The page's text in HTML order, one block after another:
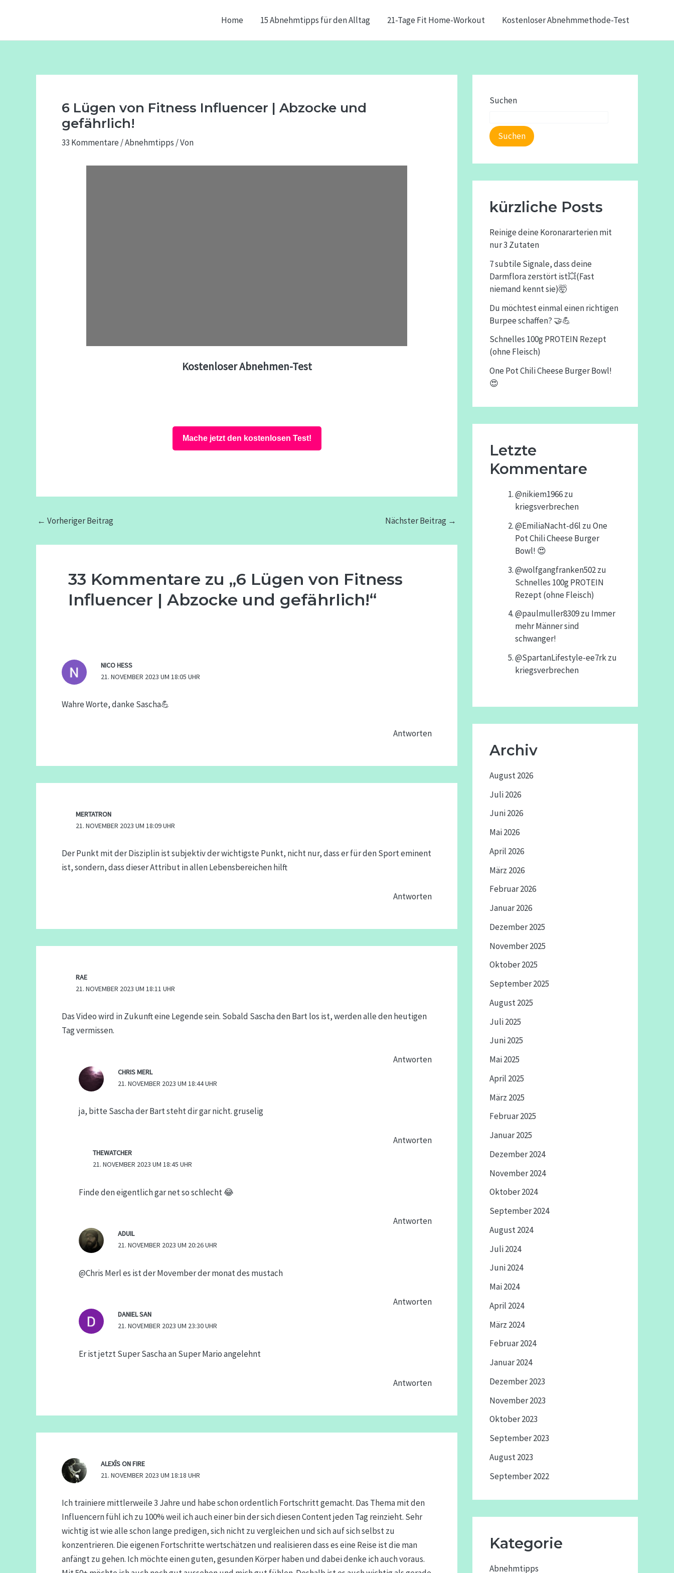
Home 15 Abnehmtipps für den Alltag 21-Tage Fit Home-Workout Kostenloser Abnehmmethode-Test
6 Lügen von Fitness Influencer | Abzocke und
gefährlich!
33 Kommentare /Abnehmtipps / Von
Kostenloser Abnehmen-Test
Mache jetzt den kostenlosen Test!
← Vorheriger Beitrag Nächster Beitrag →
33 Kommentare zu „6 Lügen von Fitness
Influencer | Abzocke und gefährlich!“
NICO HESS
21. NOVEMBER 2023 UM 18:05 UHR
Wahre Worte, danke Sascha💪
Antworten
MERTATRON
21. NOVEMBER 2023 UM 18:09 UHR
Der Punkt mit der Disziplin ist subjektiv der wichtigste Punkt, nicht nur, dass er für den Sport eminent
ist, sondern, dass dieser Attribut in allen Lebensbereichen hilft
Antworten
RAE
21. NOVEMBER 2023 UM 18:11 UHR
Das Video wird in Zukunft eine Legende sein. Sobald Sascha den Bart los ist, werden alle den heutigen
Tag vermissen.
Antworten
CHRIS MERL
21. NOVEMBER 2023 UM 18:44 UHR
ja, bitte Sascha der Bart steht dir gar nicht. gruselig
Antworten
THEWATCHER
21. NOVEMBER 2023 UM 18:45 UHR
Finde den eigentlich gar net so schlecht 😂
Antworten
ADUIL
21. NOVEMBER 2023 UM 20:26 UHR
@Chris Merl es ist der Movember der monat des mustach
Antworten
DANIEL SAN
21. NOVEMBER 2023 UM 23:30 UHR
Er ist jetzt Super Sascha an Super Mario angelehnt
Antworten
ALEXÎS ON FIRE
21. NOVEMBER 2023 UM 18:18 UHR
Ich trainiere mittlerweile 3 Jahre und habe schon ordentlich Fortschritt gemacht. Das Thema mit den
Influencern fühl ich zu 100% weil ich auch einer bin der sich diesen Content jeden Tag reinzieht. Sehr
wichtig ist wie alle schon lange predigen, sich nicht zu vergleichen und sich auf sich selbst zu
konzentrieren. Die eigenen Fortschritte wertschätzen und realisieren dass es eine Reise ist die man
anfängt zu gehen. Ich möchte einen guten, gesunden Körper haben und dabei denke ich auch voraus.
Suchen
Suchen
kürzliche Posts
Reinige deine Koronararterien mit
nur 3 Zutaten
7 subtile Signale, dass deine
Darmflora zerstört ist💥(Fast
niemand kennt sie)🤯
Du möchtest einmal einen richtigen
Burpee schaffen? 🤝💪
Schnelles 100g PROTEIN Rezept
(ohne Fleisch)
One Pot Chili Cheese Burger Bowl!
😍
Letzte
Kommentare
@nikiem1966zu
kriegsverbrechen
@EmiliaNacht-d6l zuOne
Pot Chili Cheese Burger
Bowl! 😍
@wolfgangfranken502zu
Schnelles 100g PROTEIN
Rezept (ohne Fleisch)
@paulmuller8309zu Immer
mehr Männer sind
schwanger!
@SpartanLifestyle-ee7rkzu
kriegsverbrechen
Archiv
August 2026
Juli 2026
Juni 2026
Mai 2026
April 2026
März 2026
Februar 2026
Januar 2026
Dezember 2025
November 2025
Oktober 2025
September 2025
August 2025
Juli 2025
Juni 2025
Mai 2025
April 2025
März 2025
Februar 2025
Januar 2025
Dezember 2024
November 2024
Oktober 2024
September 2024
August 2024
Juli 2024
Juni 2024
Mai 2024
April 2024
März 2024
Februar 2024
Januar 2024
Dezember 2023
November 2023
Oktober 2023
September 2023
August 2023
September 2022
Kategorie
Abnehmtipps